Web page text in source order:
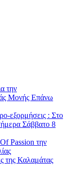
την
Μονής Επάνω
εξορμήσεις : Στο
Σάββατο 8
Passion την
της Καλαμάτας